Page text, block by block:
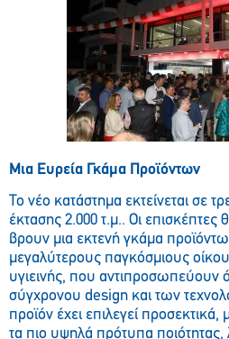
Μια Ευρεία Γκάμα Προϊόντων
Το νέο κατάστημα εκτείνεται σε
έκτασης 2.000 τ.μ.. Οι επισκέπτες
βρουν μια εκτενή γκάμα
μεγαλύτερους παγκόσμιους
υγιεινής, που αντιπροσωπεύουν
σύγχρονου design και των
προϊόν έχει επιλεγεί προσεκτικά,
τα πιο υψηλά πρότυπα ποιότητας,